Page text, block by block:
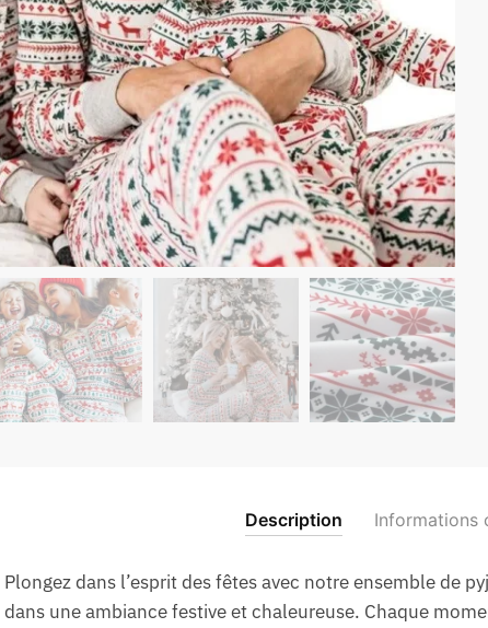
Description Informations
Plongez dans l’esprit des fêtes avec notre ensemble de
dans une ambiance festive et chaleureuse. Chaque